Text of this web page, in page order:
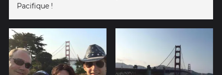
Pacifique !